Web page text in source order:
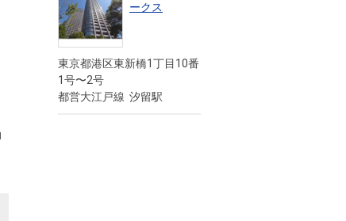
ークス
東京都港区東新橋1丁目10番
1号〜2号
都営大江戸線 汐留駅